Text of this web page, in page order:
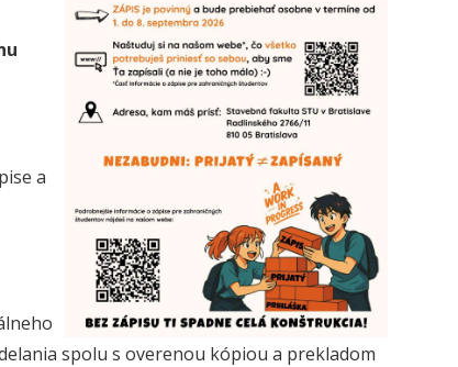
a
spolu s overenou kópiou a prekladom